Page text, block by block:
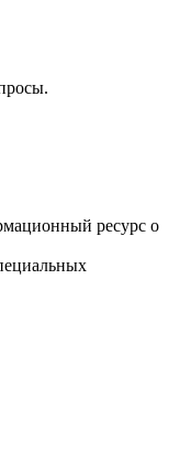
ресурс о